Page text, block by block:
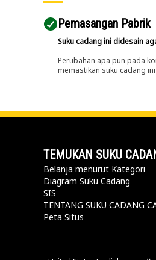
Pemasangan Pabrik
Suku cadang ini didesain
Perubahan apa pun pada
memastikan suku cadang
TEMUKAN SUKU
Belanja menurut Kategori
Diagram Suku Cadang
SIS
TENTANG SUKU CADANG
Peta Situs